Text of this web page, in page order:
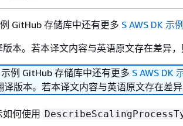
GitHub 存储库中还有更多 S AWS DK 示例
本。若本译文内容与英语原文存在差异，
示例 GitHub 存储库中还有更多 S AWS DK
版本。若本译文内容与英语原文存在差异
何使用